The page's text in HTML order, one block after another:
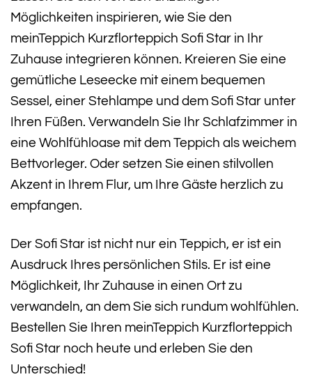
Möglichkeiten inspirieren, wie Sie den
meinTeppich Kurzflorteppich Sofi Star in Ihr
Zuhause integrieren können. Kreieren Sie eine
gemütliche Leseecke mit einem bequemen
Sessel, einer Stehlampe und dem Sofi Star unter
Ihren Füßen. Verwandeln Sie Ihr Schlafzimmer in
eine Wohlfühloase mit dem Teppich als weichem
Bettvorleger. Oder setzen Sie einen stilvollen
Akzent in Ihrem Flur, um Ihre Gäste herzlich zu
empfangen.
Der Sofi Star ist nicht nur ein Teppich, er ist ein
Ausdruck Ihres persönlichen Stils. Er ist eine
Möglichkeit, Ihr Zuhause in einen Ort zu
verwandeln, an dem Sie sich rundum wohlfühlen.
Bestellen Sie Ihren meinTeppich Kurzflorteppich
Sofi Star noch heute und erleben Sie den
Unterschied!